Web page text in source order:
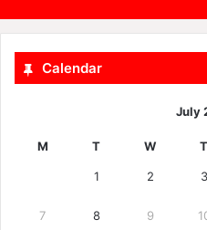
Calendar
July
M T W T
1 2 3
7 8 9